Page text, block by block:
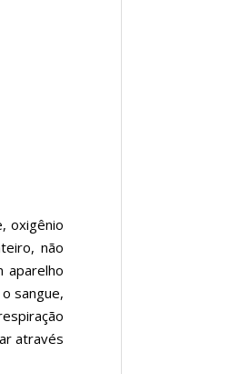
oxigênio
não
aparelho
sangue,
através